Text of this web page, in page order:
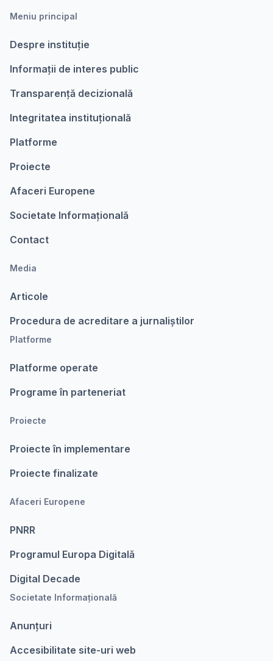
Meniu principal
Despre instituție
Informații de interes public
Transparență decizională
Integritatea instituțională
Platforme
Proiecte
Afaceri Europene
Societate Informațională
Contact
Media
Articole
Procedura de acreditare a jurnaliștilor
Platforme
Platforme operate
Programe în parteneriat
Proiecte
Proiecte în implementare
Proiecte finalizate
Afaceri Europene
PNRR
Programul Europa Digitalǎ
Digital Decade
Societate Informațională
Anunțuri
Accesibilitate site-uri web